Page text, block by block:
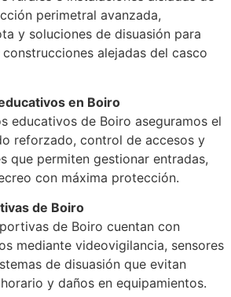
perimetral avanzada,
y soluciones de disuasión para
alejadas del casco
en Boiro
educativos de Boiro aseguramos el
reforzado, control de accesos y
que permiten gestionar entradas,
con máxima protección.
de Boiro
de Boiro cuentan con
mediante videovigilancia, sensores
de disuasión que evitan
y daños en equipamientos.